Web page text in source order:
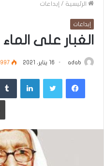
الرئيسية / إبداعات
إبداعات
الغبار على الماء
adab 16 يناير، 2021 997
فيسبوكتويتر لينكدإن